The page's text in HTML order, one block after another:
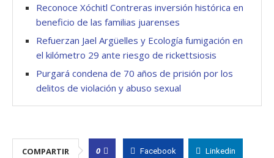
Reconoce Xóchitl Contreras inversión histórica en
beneficio de las familias juarenses
Refuerzan Jael Argüelles y Ecología fumigación en
el kilómetro 29 ante riesgo de rickettsiosis
Purgará condena de 70 años de prisión por los
delitos de violación y abuso sexual
COMPARTIR 0 Facebook Linkedin